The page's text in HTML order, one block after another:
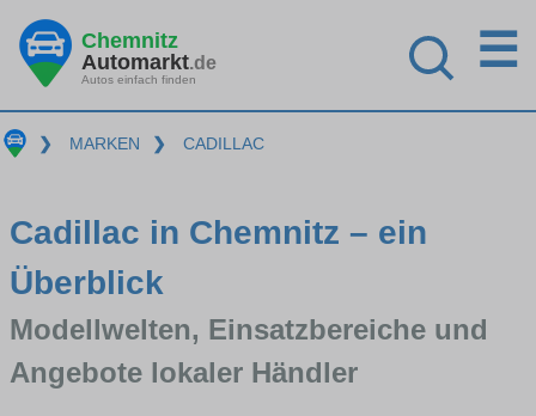
Chemnitz
Automarkt.de
Autos einfach finden
☰
❯ MARKEN ❯ CADILLAC
Cadillac in Chemnitz – ein
Überblick
Modellwelten, Einsatzbereiche und
Angebote lokaler Händler